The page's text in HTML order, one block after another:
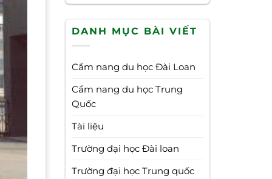
DANH MỤC BÀI VIẾT
Cẩm nang du học Đài Loan
Cẩm nang du học Trung
Quốc
Tài liệu
Trường đại học Đài loan
Trường đại học Trung quốc